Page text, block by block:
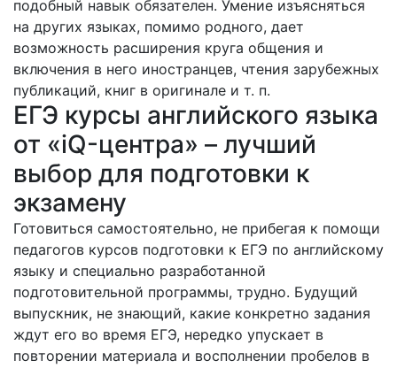
подобный навык обязателен. Умение изъясняться
на других языках, помимо родного, дает
возможность расширения круга общения и
включения в него иностранцев, чтения зарубежных
публикаций, книг в оригинале и т. п.
ЕГЭ курсы английского языка
от «iQ-центра» – лучший
выбор для подготовки к
экзамену
Готовиться самостоятельно, не прибегая к помощи
педагогов курсов подготовки к ЕГЭ по английскому
языку и специально разработанной
подготовительной программы, трудно. Будущий
выпускник, не знающий, какие конкретно задания
ждут его во время ЕГЭ, нередко упускает в
повторении материала и восполнении пробелов в